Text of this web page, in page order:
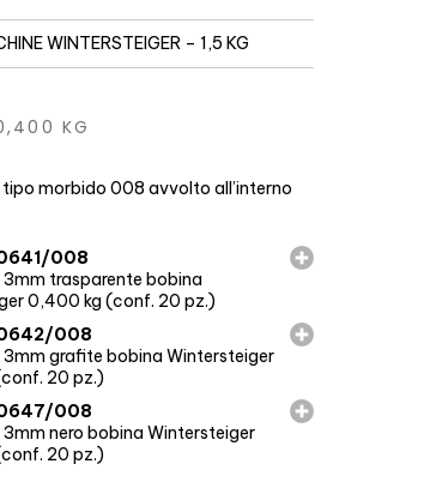
WINTERSTEIGER – 1,5 KG
KG
morbido 008 avvolto all’interno
008
trasparente bobina
0,400 kg (conf. 20 pz.)
008
grafite bobina Wintersteiger
20 pz.)
008
nero bobina Wintersteiger
20 pz.)